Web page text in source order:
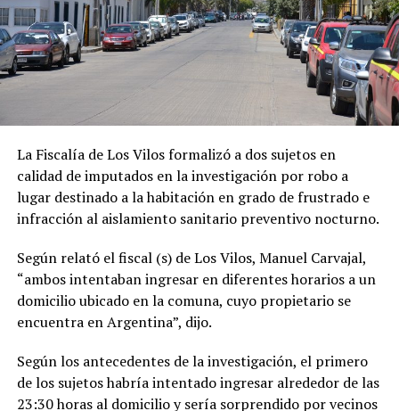
La Fiscalía de Los Vilos formalizó a dos sujetos en
calidad de imputados en la investigación por robo a
lugar destinado a la habitación en grado de frustrado e
infracción al aislamiento sanitario preventivo nocturno.
Según relató el fiscal (s) de Los Vilos, Manuel Carvajal,
“ambos intentaban ingresar en diferentes horarios a un
domicilio ubicado en la comuna, cuyo propietario se
encuentra en Argentina”, dijo.
Según los antecedentes de la investigación, el primero
de los sujetos habría intentado ingresar alrededor de las
23:30 horas al domicilio y sería sorprendido por vecinos